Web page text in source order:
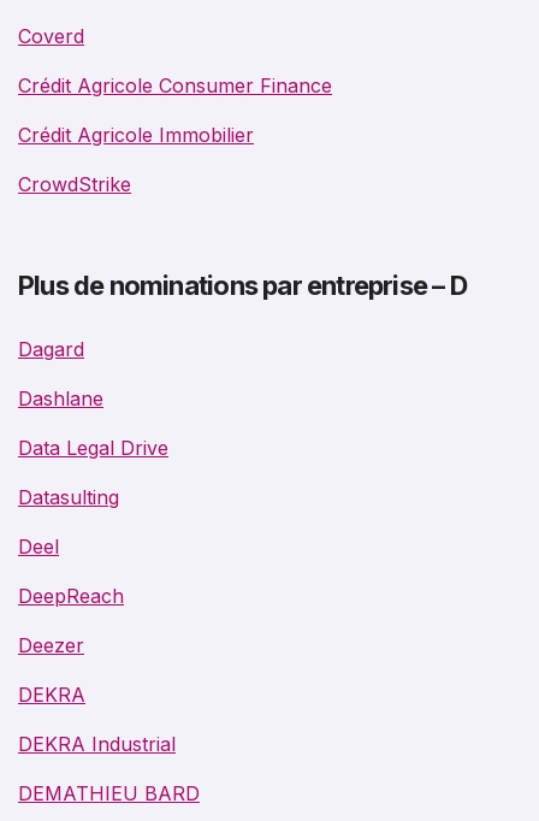
Coverd
Crédit Agricole Consumer Finance
Crédit Agricole Immobilier
CrowdStrike
Plus de nominations par entreprise – D
Dagard
Dashlane
Data Legal Drive
Datasulting
Deel
DeepReach
Deezer
DEKRA
DEKRA Industrial
DEMATHIEU BARD